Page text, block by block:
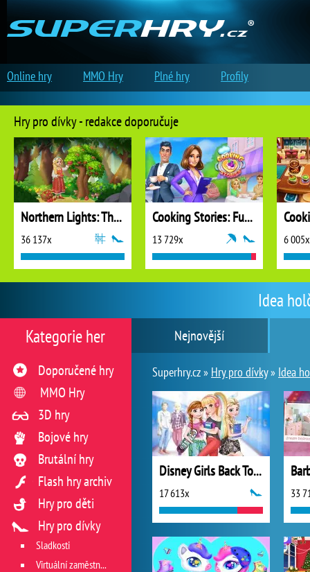
Idea
Nejnovější
Superhry.cz » Hry pro dívky» Idea
Disney Girls Back To School
17 613x 33
Kategorie her
Doporučené hry
MMO Hry
3D hry
Bojové hry
Brutální hry
Flash hry archiv
Hry pro děti
Hry pro dívky
Sladkosti
Virtuální zaměstnání v restauraci
Hry pro dívky - redakce doporučuje
Northern Lights: The Secret of the Forest
36 137x
Cooking Stories: Fun Cafe Game
13 729x 6 005x
Online hry MMO Hry Plné hry Profily